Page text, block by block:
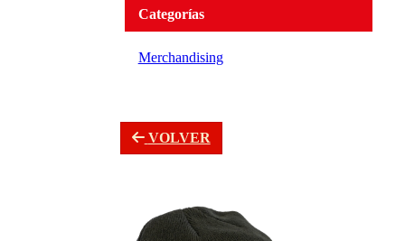
Categorías
Merchandising
VOLVER